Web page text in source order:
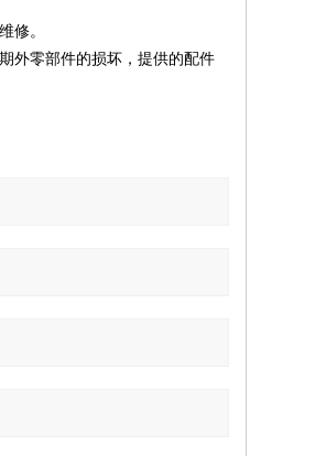
修。
外零部件的损坏，提供的配件